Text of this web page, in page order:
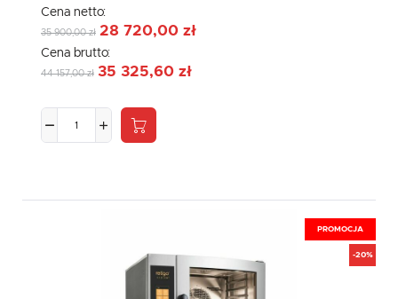
Cena netto:
35 900,00 zł 28 720,00 zł
Cena brutto:
44 157,00 zł 35 325,60 zł
PROMOCJA
-20%